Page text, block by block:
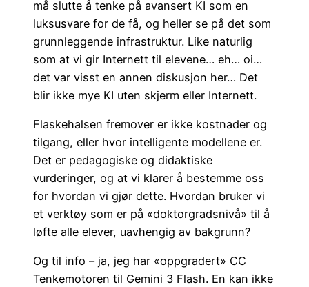
må slutte å tenke på avansert KI som en
luksusvare for de få, og heller se på det som
grunnleggende infrastruktur. Like naturlig
som at vi gir Internett til elevene… eh… oi…
det var visst en annen diskusjon her… Det
blir ikke mye KI uten skjerm eller Internett.
Flaskehalsen fremover er ikke kostnader og
tilgang, eller hvor intelligente modellene er.
Det er pedagogiske og didaktiske
vurderinger, og at vi klarer å bestemme oss
for hvordan vi gjør dette. Hvordan bruker vi
et verktøy som er på «doktorgradsnivå» til å
løfte alle elever, uavhengig av bakgrunn?
Og til info – ja, jeg har «oppgradert» CC
Tenkemotoren til Gemini 3 Flash. En kan ikke